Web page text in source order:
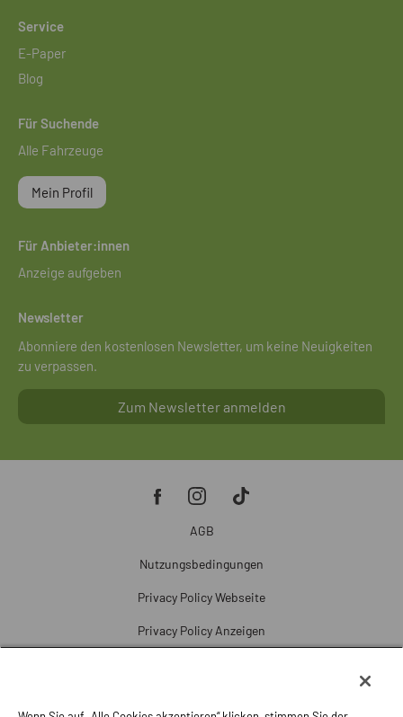
Service
E-Paper
Blog
Für Suchende
Alle Fahrzeuge
Mein Profil
Für Anbieter:innen
Anzeige aufgeben
Newsletter
Abonniere den kostenlosen Newsletter, um keine Neuigkeiten
zu verpassen.
Zum Newsletter anmelden
AGB
Nutzungsbedingungen
Privacy Policy Webseite
Privacy Policy Anzeigen